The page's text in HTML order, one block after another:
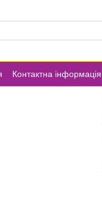
Контактна інформація